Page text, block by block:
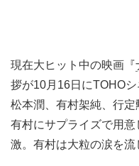
現在大ヒット中の映画『
拶が10月16日にTOHO
松本潤、有村架純、行
有村にサプライズで用
激。有村は大粒の涙を流